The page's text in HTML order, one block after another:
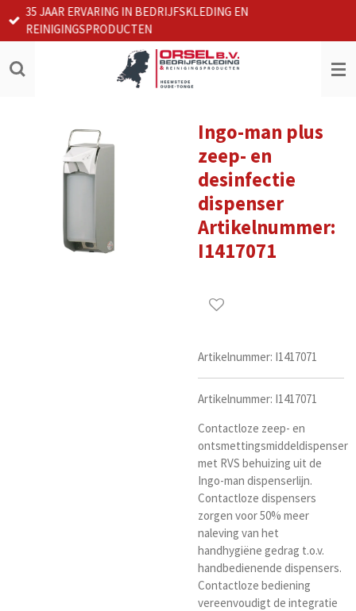
Ga
direct
de
35 JAAR ERVARING IN BEDRIJFSKLEDING EN
REINIGINGSPRODUCTEN
Ingo-man plus
zeep- en
desinfectie
dispenser
Artikelnummer:
I1417071
Artikelnummer: I1417071
Artikelnummer: I1417071
Contactloze zeep- en
ontsmettingsmiddeldispenser
met RVS behuizing uit de
Ingo-man dispenserlijn.
Contactloze dispensers
zorgen voor 50% meer
naleving van het
handhygiëne gedrag t.o.v.
handbedienende dispensers.
Contactloze bediening
vereenvoudigt de integratie